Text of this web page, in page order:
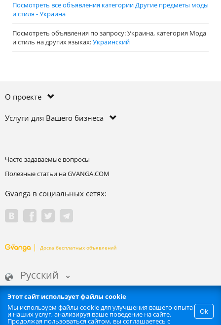
Посмотреть все объявления категории Другие предметы моды
и стиля - Украина
Посмотреть объявления по запросу: Украина, категория Мода
и стиль на других языках:Украинский
Этот сайт использует файлы cookie
Ok
Мы используем файлы cookie для улучшения вашего опыта
и наших услуг, анализируя ваше поведение на сайте.
Продолжая пользоваться сайтом, вы соглашаетесь с
О проекте
Услуги для Вашего бизнеса
Часто задаваемые вопросы
Полезные статьи на GVANGA.COM
Gvanga в социальных сетях:
Доска бесплатных объявлений
Русский
Запрещается любое автоматизированное извлечение информации